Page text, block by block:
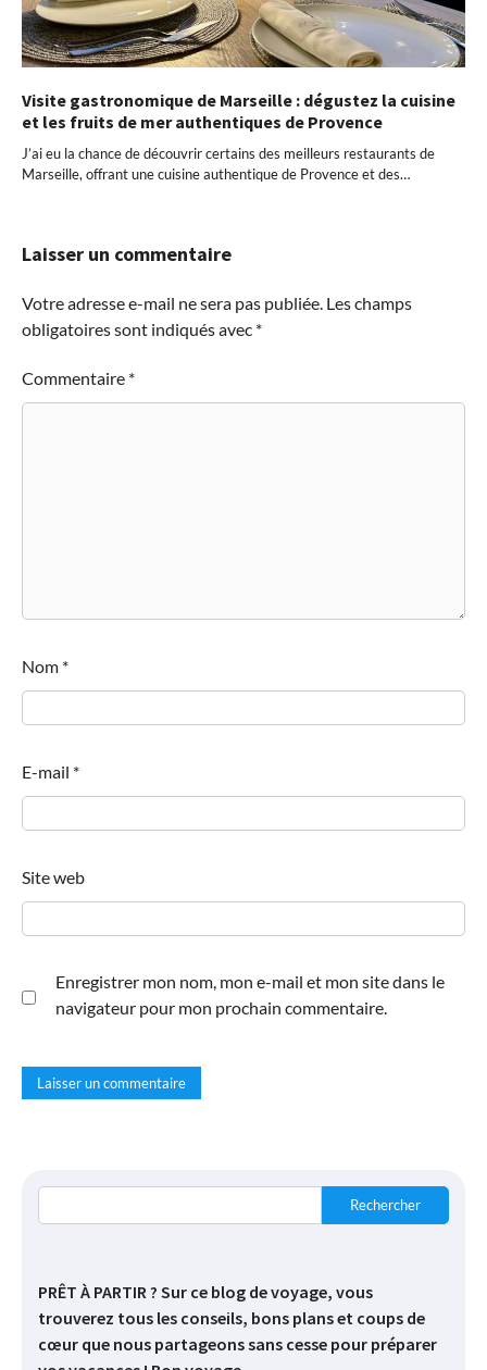
Visite gastronomique de Marseille : dégustez la cuisine
et les fruits de mer authentiques de Provence
J’ai eu la chance de découvrir certains des meilleurs restaurants de
Marseille, offrant une cuisine authentique de Provence et des…
Laisser un commentaire
Votre adresse e-mail ne sera pas publiée. Les champs
obligatoires sont indiqués avec *
Commentaire *
Nom *
E-mail *
Site web
Enregistrer mon nom, mon e-mail et mon site dans le
navigateur pour mon prochain commentaire.
Rechercher
PRÊT À PARTIR ? Sur ce blog de voyage, vous
trouverez tous les conseils, bons plans et coups de
cœur que nous partageons sans cesse pour préparer